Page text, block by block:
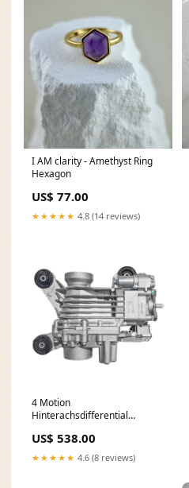
I AM clarity - Amethyst Ring
Hexagon
US$ 77.00
★★★★★ 4.8 (14 reviews)
4 Motion
Hinterachsdifferential
Golf R Audi A3 Q2 Quattro
Yamaha Headlight
US$ 538.00
★★★★★ 4.6 (8 reviews)